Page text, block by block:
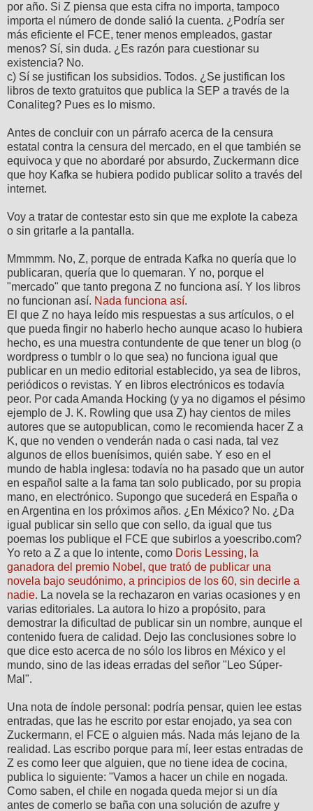
por año. Si Z piensa que esta cifra no importa, tampoco
importa el número de donde salió la cuenta. ¿Podría ser
más eficiente el FCE, tener menos empleados, gastar
menos? Sí, sin duda. ¿Es razón para cuestionar su
existencia? No.
c) Sí se justifican los subsidios. Todos. ¿Se justifican los
libros de texto gratuitos que publica la SEP a través de la
Conaliteg? Pues es lo mismo.
Antes de concluir con un párrafo acerca de la censura
estatal contra la censura del mercado, en el que también se
equivoca y que no abordaré por absurdo, Zuckermann dice
que hoy Kafka se hubiera podido publicar solito a través del
internet.
Voy a tratar de contestar esto sin que me explote la cabeza
o sin gritarle a la pantalla.
Mmmmm. No, Z, porque de entrada Kafka no quería que lo
publicaran, quería que lo quemaran. Y no, porque el
"mercado" que tanto pregona Z no funciona así. Y los libros
no funcionan así. Nada funciona así.
El que Z no haya leído mis respuestas a sus artículos, o el
que pueda fingir no haberlo hecho aunque acaso lo hubiera
hecho, es una muestra contundente de que tener un blog (o
wordpress o tumblr o lo que sea) no funciona igual que
publicar en un medio editorial establecido, ya sea de libros,
periódicos o revistas. Y en libros electrónicos es todavía
peor. Por cada Amanda Hocking (y ya no digamos el pésimo
ejemplo de J. K. Rowling que usa Z) hay cientos de miles
autores que se autopublican, como le recomienda hacer Z a
K, que no venden o venderán nada o casi nada, tal vez
algunos de ellos buenísimos, quién sabe. Y eso en el
mundo de habla inglesa: todavía no ha pasado que un autor
en español salte a la fama tan solo publicado, por su propia
mano, en electrónico. Supongo que sucederá en España o
en Argentina en los próximos años. ¿En México? No. ¿Da
igual publicar sin sello que con sello, da igual que tus
poemas los publique el FCE que subirlos a yoescribo.com?
Yo reto a Z a que lo intente, como Doris Lessing, la
ganadora del premio Nobel, que trató de publicar una
novela bajo seudónimo, a principios de los 60, sin decirle a
nadie. La novela se la rechazaron en varias ocasiones y en
varias editoriales. La autora lo hizo a propósito, para
demostrar la dificultad de publicar sin un nombre, aunque el
contenido fuera de calidad. Dejo las conclusiones sobre lo
que dice esto acerca de no sólo los libros en México y el
mundo, sino de las ideas erradas del señor "Leo Súper-
Mal".
Una nota de índole personal: podría pensar, quien lee estas
entradas, que las he escrito por estar enojado, ya sea con
Zuckermann, el FCE o alguien más. Nada más lejano de la
realidad. Las escribo porque para mí, leer estas entradas de
Z es como leer que alguien, que no tiene idea de cocina,
publica lo siguiente: "Vamos a hacer un chile en nogada.
Como saben, el chile en nogada queda mejor si un día
antes de comerlo se baña con una solución de azufre y